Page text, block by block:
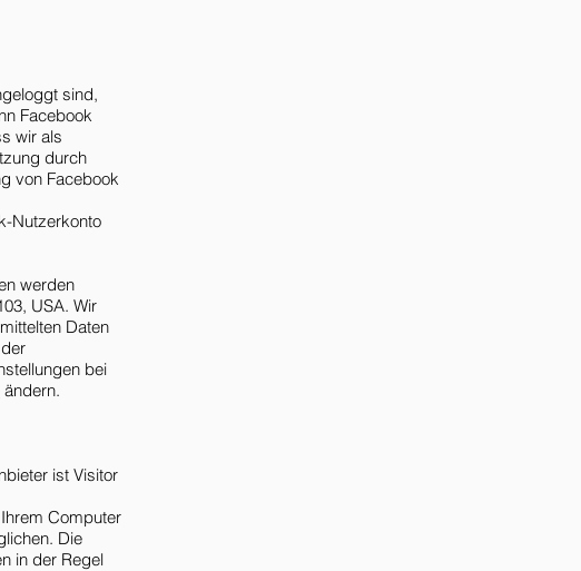
sind,
Facebook
wir als
durch
von Facebook
Nutzerkonto
werden
USA. Wir
Daten
bei
ändern.
ist Visitor
Computer
Die
in der Regel